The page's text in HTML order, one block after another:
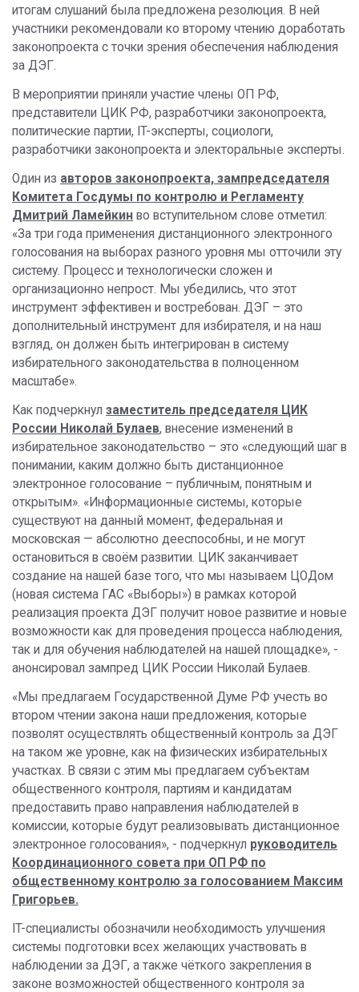
итогам слушаний была предложена резолюция. В ней
участники рекомендовали ко второму чтению доработать
законопроекта с точки зрения обеспечения наблюдения
за ДЭГ.
В мероприятии приняли участие члены ОП РФ,
представители ЦИК РФ, разработчики законопроекта,
политические партии, IT-эксперты, социологи,
разработчики законопроекта и электоральные эксперты.
Один из авторов законопроекта, зампредседателя
Комитета Госдумы по контролю и Регламенту
Дмитрий Ламейкин во вступительном слове отметил:
«За три года применения дистанционного электронного
голосования на выборах разного уровня мы отточили эту
систему. Процесс и технологически сложен и
организационно непрост. Мы убедились, что этот
инструмент эффективен и востребован. ДЭГ – это
дополнительный инструмент для избирателя, и на наш
взгляд, он должен быть интегрирован в систему
избирательного законодательства в полноценном
масштабе».
Как подчеркнул заместитель председателя ЦИК
России Николай Булаев, внесение изменений в
избирательное законодательство – это «следующий шаг в
понимании, каким должно быть дистанционное
электронное голосование – публичным, понятным и
открытым». «Информационные системы, которые
существуют на данный момент, федеральная и
московская — абсолютно дееспособны, и не могут
остановиться в своём развитии. ЦИК заканчивает
создание на нашей базе того, что мы называем ЦОДом
(новая система ГАС «Выборы») в рамках которой
реализация проекта ДЭГ получит новое развитие и новые
возможности как для проведения процесса наблюдения,
так и для обучения наблюдателей на нашей площадке», -
анонсировал зампред ЦИК России Николай Булаев.
«Мы предлагаем Государственной Думе РФ учесть во
втором чтении закона наши предложения, которые
позволят осуществлять общественный контроль за ДЭГ
на таком же уровне, как на физических избирательных
участках. В связи с этим мы предлагаем субъектам
общественного контроля, партиям и кандидатам
предоставить право направления наблюдателей в
комиссии, которые будут реализовывать дистанционное
электронное голосования», - подчеркнул руководитель
Координационного совета при ОП РФ по
общественному контролю за голосованием Максим
Григорьев.
IT-специалисты обозначили необходимость улучшения
системы подготовки всех желающих участвовать в
наблюдении за ДЭГ, а также чёткого закрепления в
законе возможностей общественного контроля за